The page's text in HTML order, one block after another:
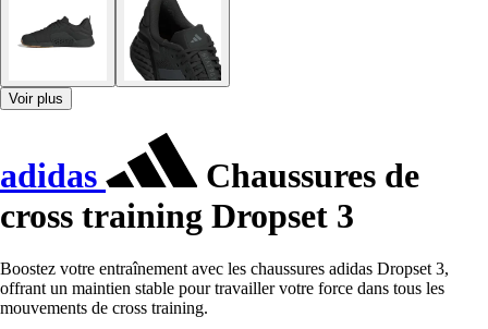
Voir plus
adidas
Chaussures de
cross training Dropset 3
Boostez votre entraînement avec les chaussures adidas Dropset 3,
offrant un maintien stable pour travailler votre force dans tous les
mouvements de cross training.